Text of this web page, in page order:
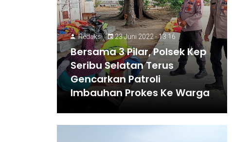
Redaksi 23 Juni 2022 - 13:16
Bersama 3 Pilar, Polsek Kep
Seribu Selatan Terus
Gencarkan Patroli
Imbauhan Prokes Ke Warga